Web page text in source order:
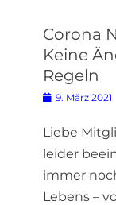
Corona
Keine
Regeln
Posted
9. März 2021
Liebe
leider
immer
Lebens –